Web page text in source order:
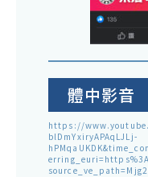
體中影音
https://
blDmYxiryAPAqLJLj-